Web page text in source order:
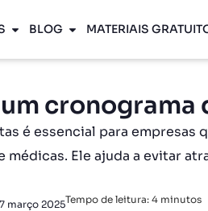
BLOG MATERIAIS
cronograma
é essencial para
médicas. Ele ajuda a evitar
7 março 2025Tempo de leitura: 4 minutos